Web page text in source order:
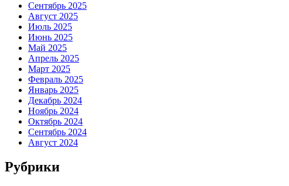
Сентябрь 2025
Август 2025
Июль 2025
Июнь 2025
Май 2025
Апрель 2025
Март 2025
Февраль 2025
Январь 2025
Декабрь 2024
Ноябрь 2024
Октябрь 2024
Сентябрь 2024
Август 2024
Рубрики